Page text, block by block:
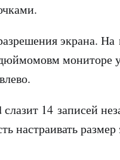
экрана.
мониторе
14 записей
настраивать размер